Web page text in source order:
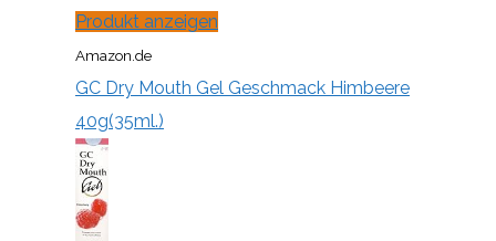
Produkt anzeigen
Amazon.de
GC Dry Mouth Gel Geschmack Himbeere
40g(35ml.)